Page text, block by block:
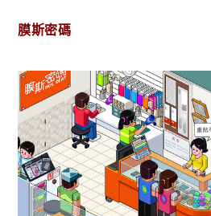
膜斯密碼